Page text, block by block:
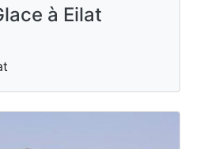
à Eilat